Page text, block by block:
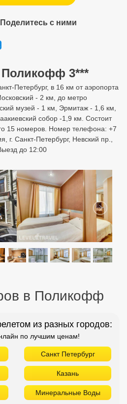
Поделитесь с ними
Поликофф 3***
Петербург, в 16 км от аэропорта
- 2 км, до метро
музей - 1 км, Эрмитаж - 1,6 км,
собор -1,9 км. Состоит
15 номеров. Номер телефона: +7
г. Санкт-Петербург, Невский пр.,
до 12:00
в Поликофф
из разных городов:
по лучшим ценам!
Санкт Петербург
Казань
Минеральные Воды